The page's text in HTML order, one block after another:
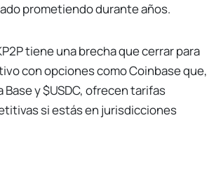
prometiendo durante años.
tiene una brecha que cerrar para
con opciones como Coinbase que,
y $USDC, ofrecen tarifas
si estás en jurisdicciones